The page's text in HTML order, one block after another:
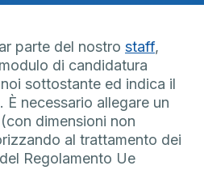
parte del nostro staff,
di candidatura
sottostante ed indica il
necessario allegare un
dimensioni non
al trattamento dei
Regolamento Ue